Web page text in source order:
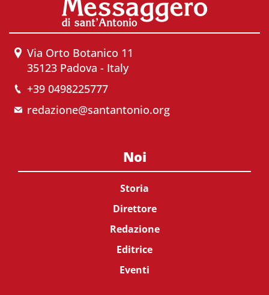
Via Orto Botanico 11
35123 Padova - Italy
+39 0498225777
redazione@santantonio.org
Noi
Storia
Direttore
Redazione
Editrice
Eventi